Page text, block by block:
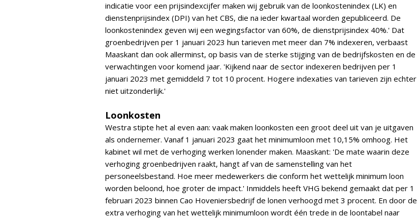
indicatie voor een prijsindexcijfer maken wij gebruik van de loonkostenindex (LK) en
dienstenprijsindex (DPI) van het CBS, die na ieder kwartaal worden gepubliceerd. De
loonkostenindex geven wij een wegingsfactor van 60%, de dienstprijsindex 40%.' Dat
groenbedrijven per 1 januari 2023 hun tarieven met meer dan 7% indexeren, verbaast
Maaskant dan ook allerminst, op basis van de sterke stijging van de bedrijfskosten en de
verwachtingen voor komend jaar. 'Kijkend naar de sector indexeren bedrijven per 1
januari 2023 met gemiddeld 7 tot 10 procent. Hogere indexaties van tarieven zijn echter
niet uitzonderlijk.'
Loonkosten
Westra stipte het al even aan: vaak maken loonkosten een groot deel uit van je uitgaven
als ondernemer. Vanaf 1 januari 2023 gaat het minimumloon met 10,15% omhoog. Het
kabinet wil met de verhoging werken lonender maken. Maaskant: 'De mate waarin deze
verhoging groenbedrijven raakt, hangt af van de samenstelling van het
personeelsbestand. Hoe meer medewerkers die conform het wettelijk minimum loon
worden beloond, hoe groter de impact.' Inmiddels heeft VHG bekend gemaakt dat per 1
februari 2023 binnen Cao Hoveniersbedrijf de lonen verhoogd met 3 procent. En door de
extra verhoging van het wettelijk minimumloon wordt één trede in de loontabel naar